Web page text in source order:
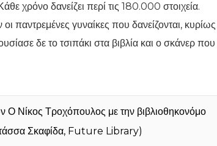
χρόνο δανείζει περί τις 180.000 στοιχεία.
παντρεμένες γυναίκες που δανείζονται, κυρίως
δε το τσιπάκι στα βιβλία και ο σκάνερ που